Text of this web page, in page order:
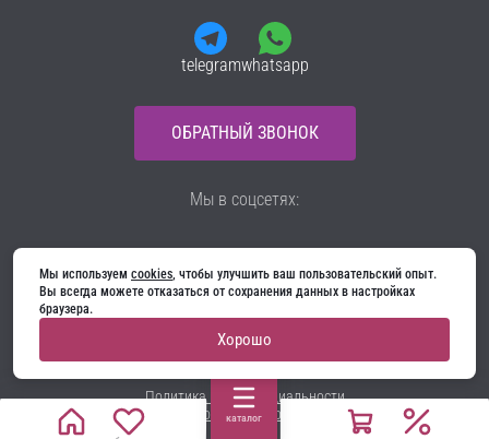
каталог
telegramwhatsapp
ОБРАТНЫЙ ЗВОНОК
НАПИСАТЬ РУКОВОДСТВУ
ООО «Ягуар-М» — входные и межкомнатные двери
производителя. Копирование запрещено!
Политика конфиденциальности
Договор оферты
Мы в соцсетях:
Мы используем cookies, чтобы улучшить ваш пользовательский опыт.
Вы всегда можете отказаться от сохранения данных в настройках
браузера.
Хорошо